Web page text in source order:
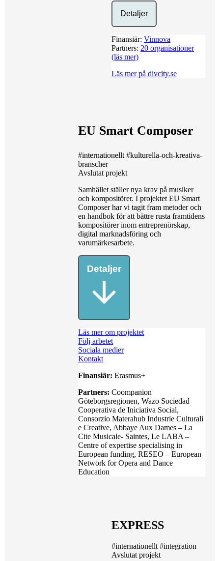
Detaljer
Finansiär: Vinnova
Partners: 20 organisationer
(läs mer)
Läs mer på divcity.se
EU Smart Composer
#internationellt #kulturella-och-kreativa-
branscher
Avslutat projekt
Samhället ställer nya krav på musiker
och kompositörer. I projektet EU Smart
Composer har vi tagit fram metoder och
en handbok för att bättre rusta framtidens
kompositörer inom entreprenörskap,
digital marknadsföring och
varumärkesarbete.
Detaljer
Läs mer om projektet
Följ arbetet
Socialamedier
Kontakt
Finansiär: Erasmus+
Partners: Coompanion
Göteborgsregionen, Wazo Sociedad
Cooperativa de Iniciativa Social,
Consorzio Materahub Industrie Culturali
e Creative, Abbaye Aux Dames – La
Cite Musicale- Saintes, Le LABA –
Centre of expertise specialising in
European funding, RESEO – European
Network for Opera and Dance
Education
EXPRESS
#internationellt #integration
Avslutat projekt